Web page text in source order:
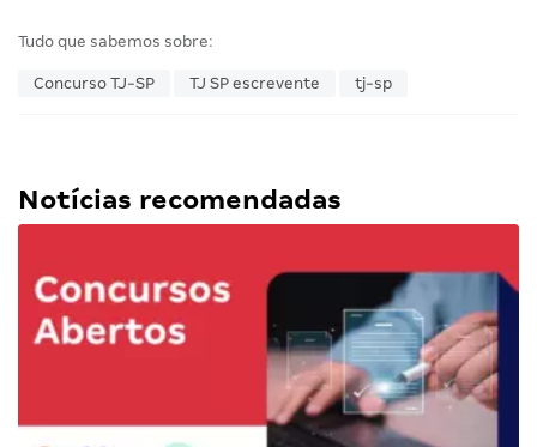
Tudo que sabemos sobre:
Concurso TJ-SP TJ SP escrevente tj-sp
Notícias recomendadas